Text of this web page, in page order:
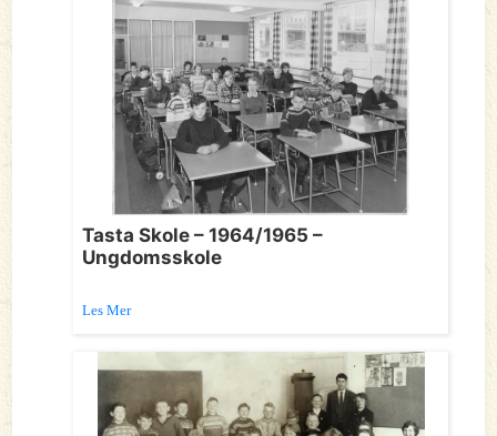
Tasta Skole – 1964/1965 –
Ungdomsskole
Les Mer